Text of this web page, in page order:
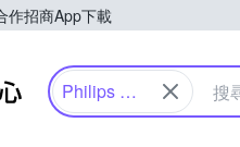
作招商App下載
Yahoo購物中心
Philips 飛